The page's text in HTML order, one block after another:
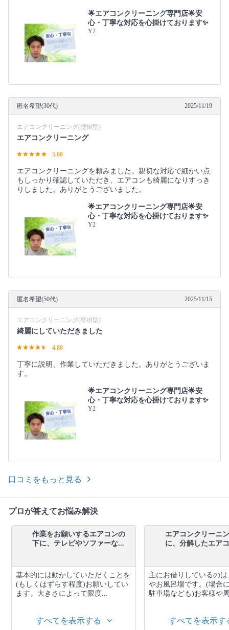
🌟エアコンクリーニング専門店🌟安
心・丁寧な対応を心掛けております✨
Y2
匿名希望(30代) 2025/11/19
エアコンクリーニング(壁掛型)
エアコンクリーニング
5.00
エアコンクリーニングを頼みました。親切な対応で細かい点
もしっかり確認していただき、エアコンも綺麗になりすっき
りしました。ありがとうございました。
🌟エアコンクリーニング専門店🌟安
心・丁寧な対応を心掛けております✨
Y2
匿名希望(50代) 2025/11/15
エアコンクリーニング(壁掛型)
綺麗にしていただきました
4.80
丁寧に説明、作業していただきました。ありがとうございま
す。
🌟エアコンクリーニング専門店🌟安
心・丁寧な対応を心掛けております✨
Y2
口コミをもっと見る
プロが答えてお悩み解決
作業をお願いするエアコンの
下に、テレビやソファーな...
基本的には動かしていただくことを
(もしくはずらす程度)お願いしてい
ます。大きさによって限度...
すべてを表示する
エアコンクリーニ
に、分解したエア
主にお借りしているの
やお風呂場です。(場合
駐車場なども)お客様や
すべてを表示す